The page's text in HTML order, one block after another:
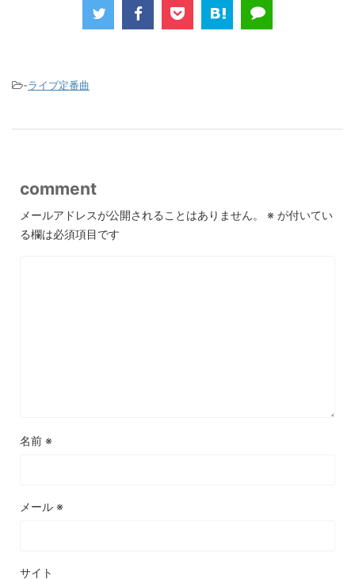
-ライブ定番曲
comment
メールアドレスが公開されることはありません。 ※ が付いてい
る欄は必須項目です
名前 ※
メール ※
サイト